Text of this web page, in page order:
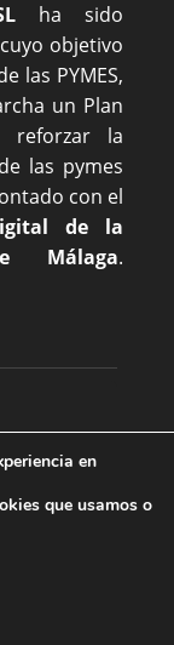
ha sido
objetivo
las PYMES,
un Plan
reforzar la
las pymes
con el
de la
Málaga.
en
que usamos o